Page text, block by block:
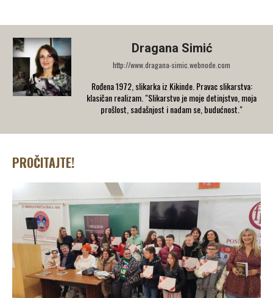
Dragana Simić
http://www.dragana-simic.webnode.com
Rođena 1972, slikarka iz Kikinde. Pravac slikarstva:
klasičan realizam. "Slikarstvo je moje detinjstvo, moja
prošlost, sadašnjost i nadam se, budućnost."
PROČITAJTE!